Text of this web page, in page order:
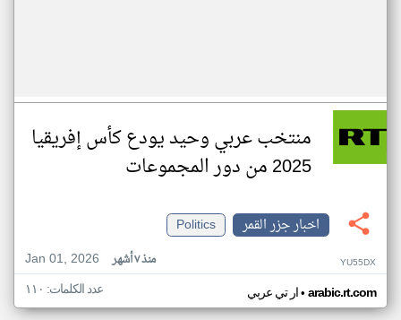
منتخب عربي وحيد يودع كأس إفريقيا
2025 من دور المجموعات
اخبار جزر القمر
Politics
Jan 01, 2026
منذ ٧ أشهر YU55DX
ار تي عربي• arabic.rt.com عدد الكلمات: ١١٠